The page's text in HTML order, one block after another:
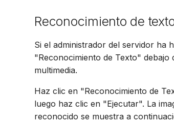
Reconocimiento de
Si el administrador del servidor ha
"Reconocimiento de Texto" debajo
multimedia.
Haz clic en "Reconocimiento de
luego haz clic en "Ejecutar". La
reconocido se muestra a